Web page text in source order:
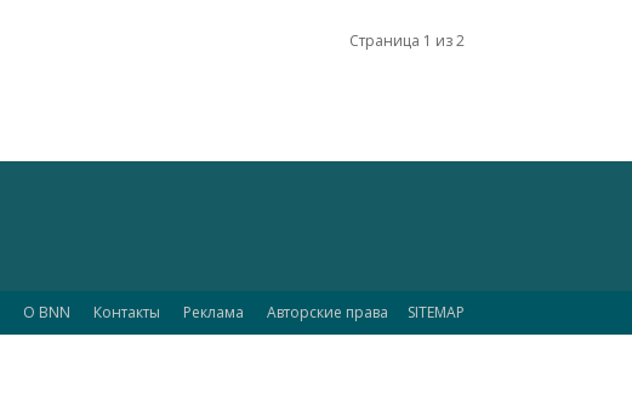
Страница 1 из 2
О BNN Контакты Реклама Авторские права SITEMAP